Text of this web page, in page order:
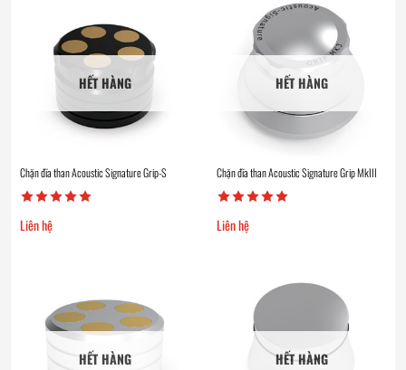
HẾT HÀNG
Chặn đĩa than Acoustic Signature Grip-S
Liên hệ
HẾT HÀNG
Chặn đĩa than Acoustic Signature Grip MkIII
Liên hệ
HẾT HÀNG HẾT HÀNG